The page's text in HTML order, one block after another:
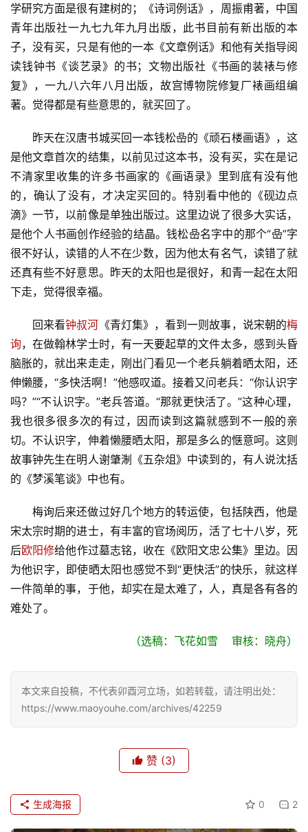
首
页
文
化
生
活
感
旅
游
育
儿
专
题
多
登录 注册
学研究方面是很有建树的；《诗词例话》，周振甫著，中国
青年出版社一九七九年九月出版，此书目前有新出版的本
子，没有买，只是有他的一本《文章例话》和他有关指导阅
读钱钟书《谈艺录》的书；文物出版社《书画的装裱与修
复》，一九八六年八月出版，故宫博物院修复厂裱画组编
著。觉得都是有些意思的，就买回了。
昨天在汉唐书城买回一本钱松喦的《顽石楼画语》，这
是他文章首次的结集，以前见过这本书，没有买，实在是记
不清家里收集的许多书画家的《画语录》里到底有没有他
的，确认了没有，才决定买回的。特别看中他的《砚边点
滴》一节，以前像是单独出版过。这里边说了很多大实话，
是他个人书画创作经验的结晶。钱松喦名字中的那个“喦”字
很不好认，读错的人不在少数，因为他太有名气，读错了就
还真有些不好意思。昨天的太阳也是很好，和青一起在太阳
下走，觉得很幸福。
回来看钟叔河 《青灯集》，看到一则故事，说宋朝的梅
询，在做翰林学士时，有一天要起草的文件太多，感到头昏
脑胀的，就出来走走，刚出门看见一个老兵躺着晒太阳，还
伸懒腰，“多快活啊！”他感叹道。接着又问老兵：“你认识字
吗？”“不认识字。”老兵答道。“那就更快活了。”这种心理，
我也很多很多次的有过，因而读到这篇就感到不一般的亲
切。不认识字，伸着懒腰晒太阳，那是多么的惬意呵。这则
故事钟先生在明人谢肇淛《五杂俎》中读到的，有人说沈括
的《梦溪笔谈》中也有。
梅询后来还做过好几个地方的转运使，包括陕西，他是
宋太宗时期的进士，有丰富的官场阅历，活了七十八岁，死
后欧阳修给他作过墓志铭，收在《欧阳文忠公集》里边。因
为他识字，即使晒太阳也感觉不到“更快活”的快乐，就这样
一件简单的事，于他，却实在是太难了，人，真是各有各的
难处了。
（选稿：飞花如雪    审核：晓舟）
本文来自投稿，不代表卯酉河立场，如若转载，请注明出处：
https://www.maoyouhe.com/archives/42259
赞 (3)
0 2
生成海报